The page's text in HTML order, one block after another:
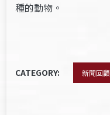
種的動物。
CATEGORY: 新聞回顧